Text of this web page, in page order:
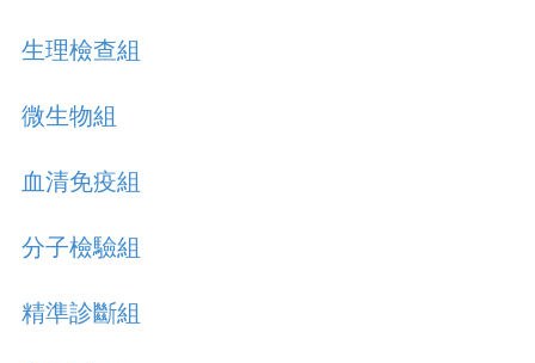
生理檢查組
微生物組
血清免疫組
分子檢驗組
精準診斷組